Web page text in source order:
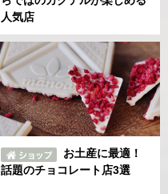
人気店
お土産に最適！
話題のチョコレート店3選